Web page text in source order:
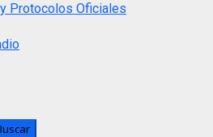
Protocolos Oficiales